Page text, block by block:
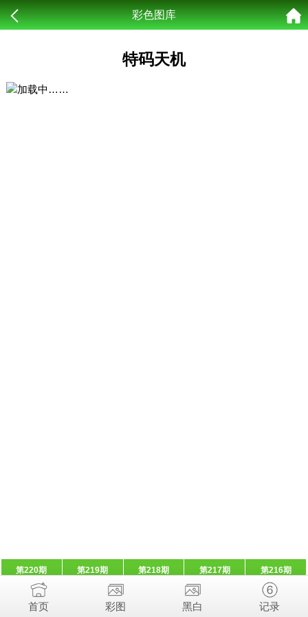
彩色图库
特码天机
第220期 第219期 第218期 第217期 第216期
首页 彩图 黑白 记录